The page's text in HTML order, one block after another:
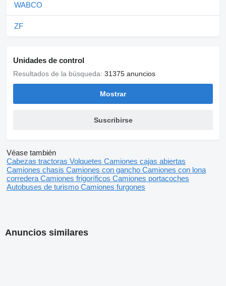
WABCO
ZF
Unidades de control
Resultados de la búsqueda: 31375 anuncios
Mostrar
Suscribirse
Véase también
Cabezas tractoras Volquetes Camiones cajas abiertas
Camiones chasis Camiones con gancho Camiones con lona
correderaCamiones frigoríficos Camiones portacoches
Autobuses de turismo Camiones furgones
Anuncios similares